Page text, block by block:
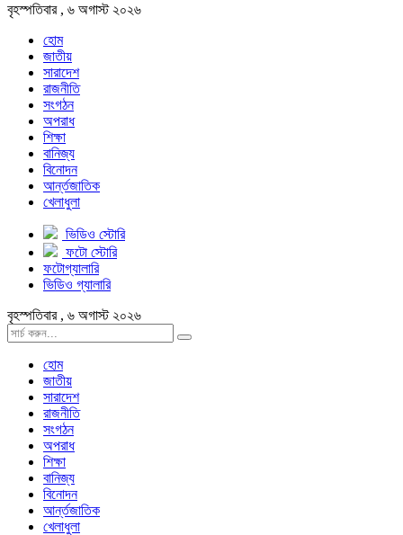
বৃহস্পতিবার , ৬ অগাস্ট ২০২৬
হোম
জাতীয়
সারাদেশ
রাজনীতি
সংগঠন
অপরাধ
শিক্ষা
বানিজ্য
বিনোদন
আর্ন্তজাতিক
খেলাধুলা
ভিডিও স্টোরি
ফটো স্টোরি
ফটোগ্যালারি
ভিডিও গ্যালারি
বৃহস্পতিবার , ৬ অগাস্ট ২০২৬
হোম
জাতীয়
সারাদেশ
রাজনীতি
সংগঠন
অপরাধ
শিক্ষা
বানিজ্য
বিনোদন
আর্ন্তজাতিক
খেলাধুলা